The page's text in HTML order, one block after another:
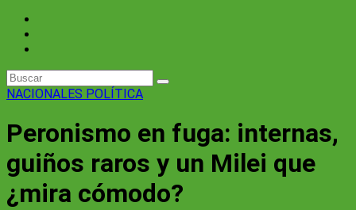
NACIONALES POLÍTICA
Peronismo en fuga: internas,
guiños raros y un Milei que
¿mira cómodo?